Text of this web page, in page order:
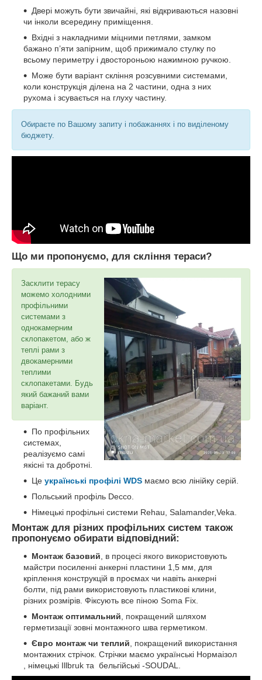
Двері можуть бути звичайні, які відкриваються назовні
чи інколи всередину приміщення.
Вхідні з накладними міцними петлями, замком
бажано п’яти запірним, щоб прижимало стулку по
всьому периметру і двостороньою нажимною ручкою.
Може бути варіант скління розсувними системами,
коли конструкція ділена на 2 частини, одна з них
рухома і зсувається на глуху частину.
Обираєте по Вашому запиту і побажаннях і по виділеному
бюджету.
Що ми пропонуємо, для скління тераси?
Засклити терасу
можемо холодними
профільними
системами з
однокамерним
склопакетом, або ж
теплі рами з
двокамерними
теплими
склопакетами. Будь
який бажаний вами
варіант.
По профільних
системах,
реалізуємо самі
якісні та добротні.
Це українські профілі WDS маємо всю лінійку серій.
Польський профіль Decco.
Німецькі профільні системи Rehau, Salamander,Veka.
Монтаж для різних профільних систем також
пропонуємо обирати відповідний:
Монтаж базовий , в процесі якого використовують
майстри посиленні анкерні пластини 1,5 мм, для
кріплення конструкцій в проємах чи навіть анкерні
болти, під рами використовують пластикові клини,
різних розмірів. Фіксують все піною Soma Fix.
Монтаж оптимальний , покращений шляхом
герметизації зовні монтажного шва герметиком.
Євро монтаж чи теплий , покращений використання
монтажних стрічок. Стрічки маємо українські Нормаізол
, німецькі Illbruk та бельгійські -SOUDAL.